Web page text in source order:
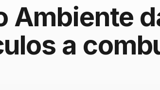
Ambiente
a